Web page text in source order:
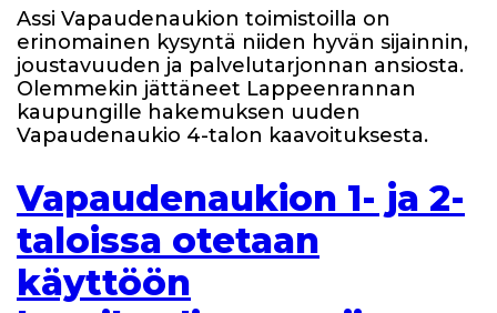
Assi Vapaudenaukion toimistoilla on
erinomainen kysyntä niiden hyvän sijainnin,
joustavuuden ja palvelutarjonnan ansiosta.
Olemmekin jättäneet Lappeenrannan
kaupungille hakemuksen uuden
Vapaudenaukio 4-talon kaavoituksesta.
Vapaudenaukion 1- ja 2-
taloissa otetaan
käyttöön